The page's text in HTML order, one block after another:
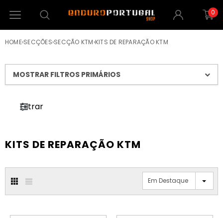
0
HOME›SECÇÕES›SECÇÃO KTM›KITS DE REPARAÇÃO KTM
MOSTRAR FILTROS PRIMÁRIOS
Filtrar
KITS DE REPARAÇÃO KTM
Em Destaque